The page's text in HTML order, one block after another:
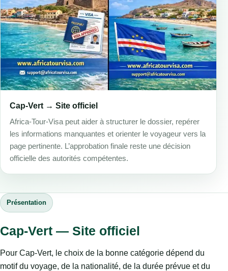
Cap-Vert → Site officiel
Africa-Tour-Visa peut aider à structurer le dossier, repérer
les informations manquantes et orienter le voyageur vers la
page pertinente. L’approbation finale reste une décision
officielle des autorités compétentes.
Présentation
Cap-Vert — Site officiel
Pour Cap-Vert, le choix de la bonne catégorie dépend du
motif du voyage, de la nationalité, de la durée prévue et du